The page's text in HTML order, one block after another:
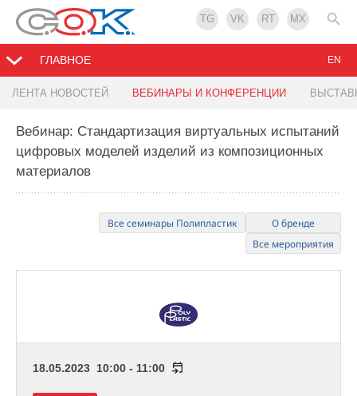
TG VK RT MX
ГЛАВНОЕ
ЛЕНТА НОВОСТЕЙ ВЕБИНАРЫ И КОНФЕРЕНЦИИ
EN
Вебинар: Стандартизация виртуальных испытаний
цифровых моделей изделий из композиционных
материалов
Все семинары Полипластик
О бренде
Все мероприятия
18.05.2023 10:00 - 11:00